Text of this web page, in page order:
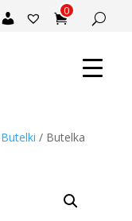
0
Butelki / Butelka